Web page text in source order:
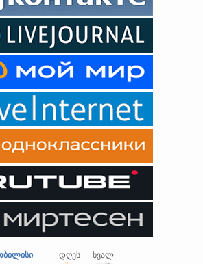
დღეს
ხვალ